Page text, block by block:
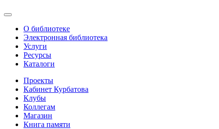
О библиотеке
Электронная библиотека
Услуги
Ресурсы
Каталоги
Проекты
Кабинет Курбатова
Клубы
Коллегам
Магазин
Книга памяти